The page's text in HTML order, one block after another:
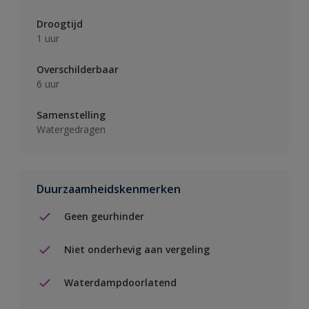
Droogtijd
1 uur
Overschilderbaar
6 uur
Samenstelling
Watergedragen
Duurzaamheidskenmerken
Geen geurhinder
Niet onderhevig aan vergeling
Waterdampdoorlatend